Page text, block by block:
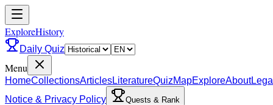
ExploreHistory
Daily Quiz
Menu
HomeCollectionsArticlesLiteratureQuizMapExploreAbout
Notice & Privacy Policy
Quests & Rank